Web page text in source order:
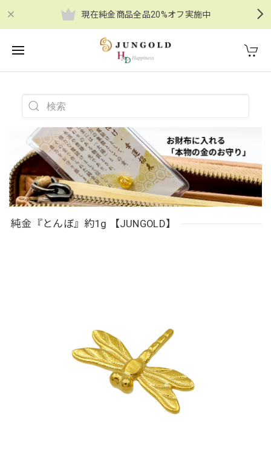
現在純金商品全品20%オフ実施中
純金『とんぼ』約1g 【JUNGOLD】